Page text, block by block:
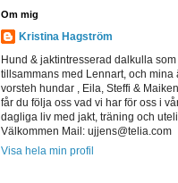
Om mig
Kristina Hagström
Hund & jaktintresserad dalkulla
tillsammans med Lennart, och mina
vorsteh hundar , Eila, Steffi &
får du följa oss vad vi har för oss i
dagliga liv med jakt, träning och
Välkommen Mail: ujjens@telia.com
Visa hela min profil